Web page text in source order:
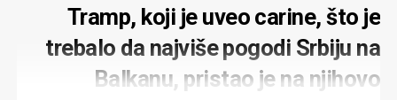
Tramp, koji je uveo carine, što je
trebalo da najviše pogodi Srbiju na
Balkanu, pristao je na njihovo